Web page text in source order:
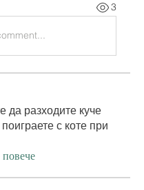
3
да разходите куче
с коте при